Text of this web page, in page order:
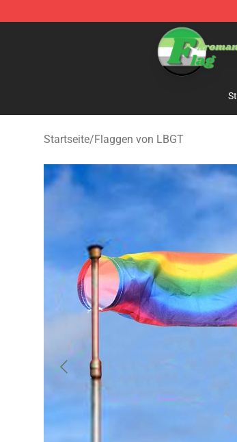
Aromantic Flag Shop - The Best Store
Startseite/Flaggen von LBGT